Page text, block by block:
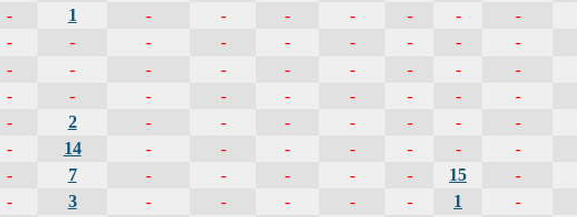
- 1 - - - - - -
-
- - - - - - - -
-
- - - - - - - -
-
- - - - - - - -
-
- 2 - - - - - -
-
- 14 - - - - - -
-
- 7 - - - - - 15
-
- 3 - - - - - 1
-